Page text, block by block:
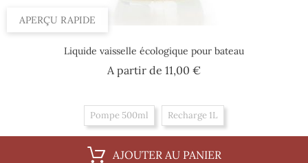
APERÇU RAPIDE
Liquide vaisselle écologique pour bateau
A partir de 11,00 €Prix
Pompe 500ml Recharge 1L
AJOUTER AU PANIER